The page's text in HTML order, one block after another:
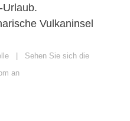
Vulkaninsel
Sehen Sie sich die
an